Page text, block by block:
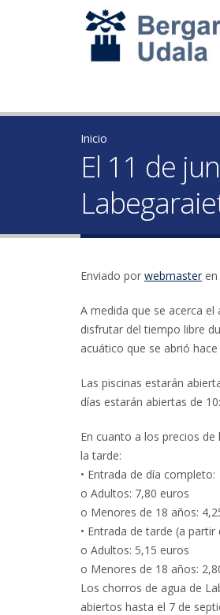
Inicio
El 11 de
Enviado por webmaster
A medida que se acerca
disfrutar del tiempo libre
acuático que se abrió
Las piscinas estarán
días estarán abiertas de
En cuanto a los precios
la tarde:
• Entrada de día completo:
o Adultos: 7,80 euros
o Menores de 18 años:
• Entrada de tarde (a partir
o Adultos: 5,15 euros
o Menores de 18 años:
Los chorros de agua de
abiertos hasta el 7 de